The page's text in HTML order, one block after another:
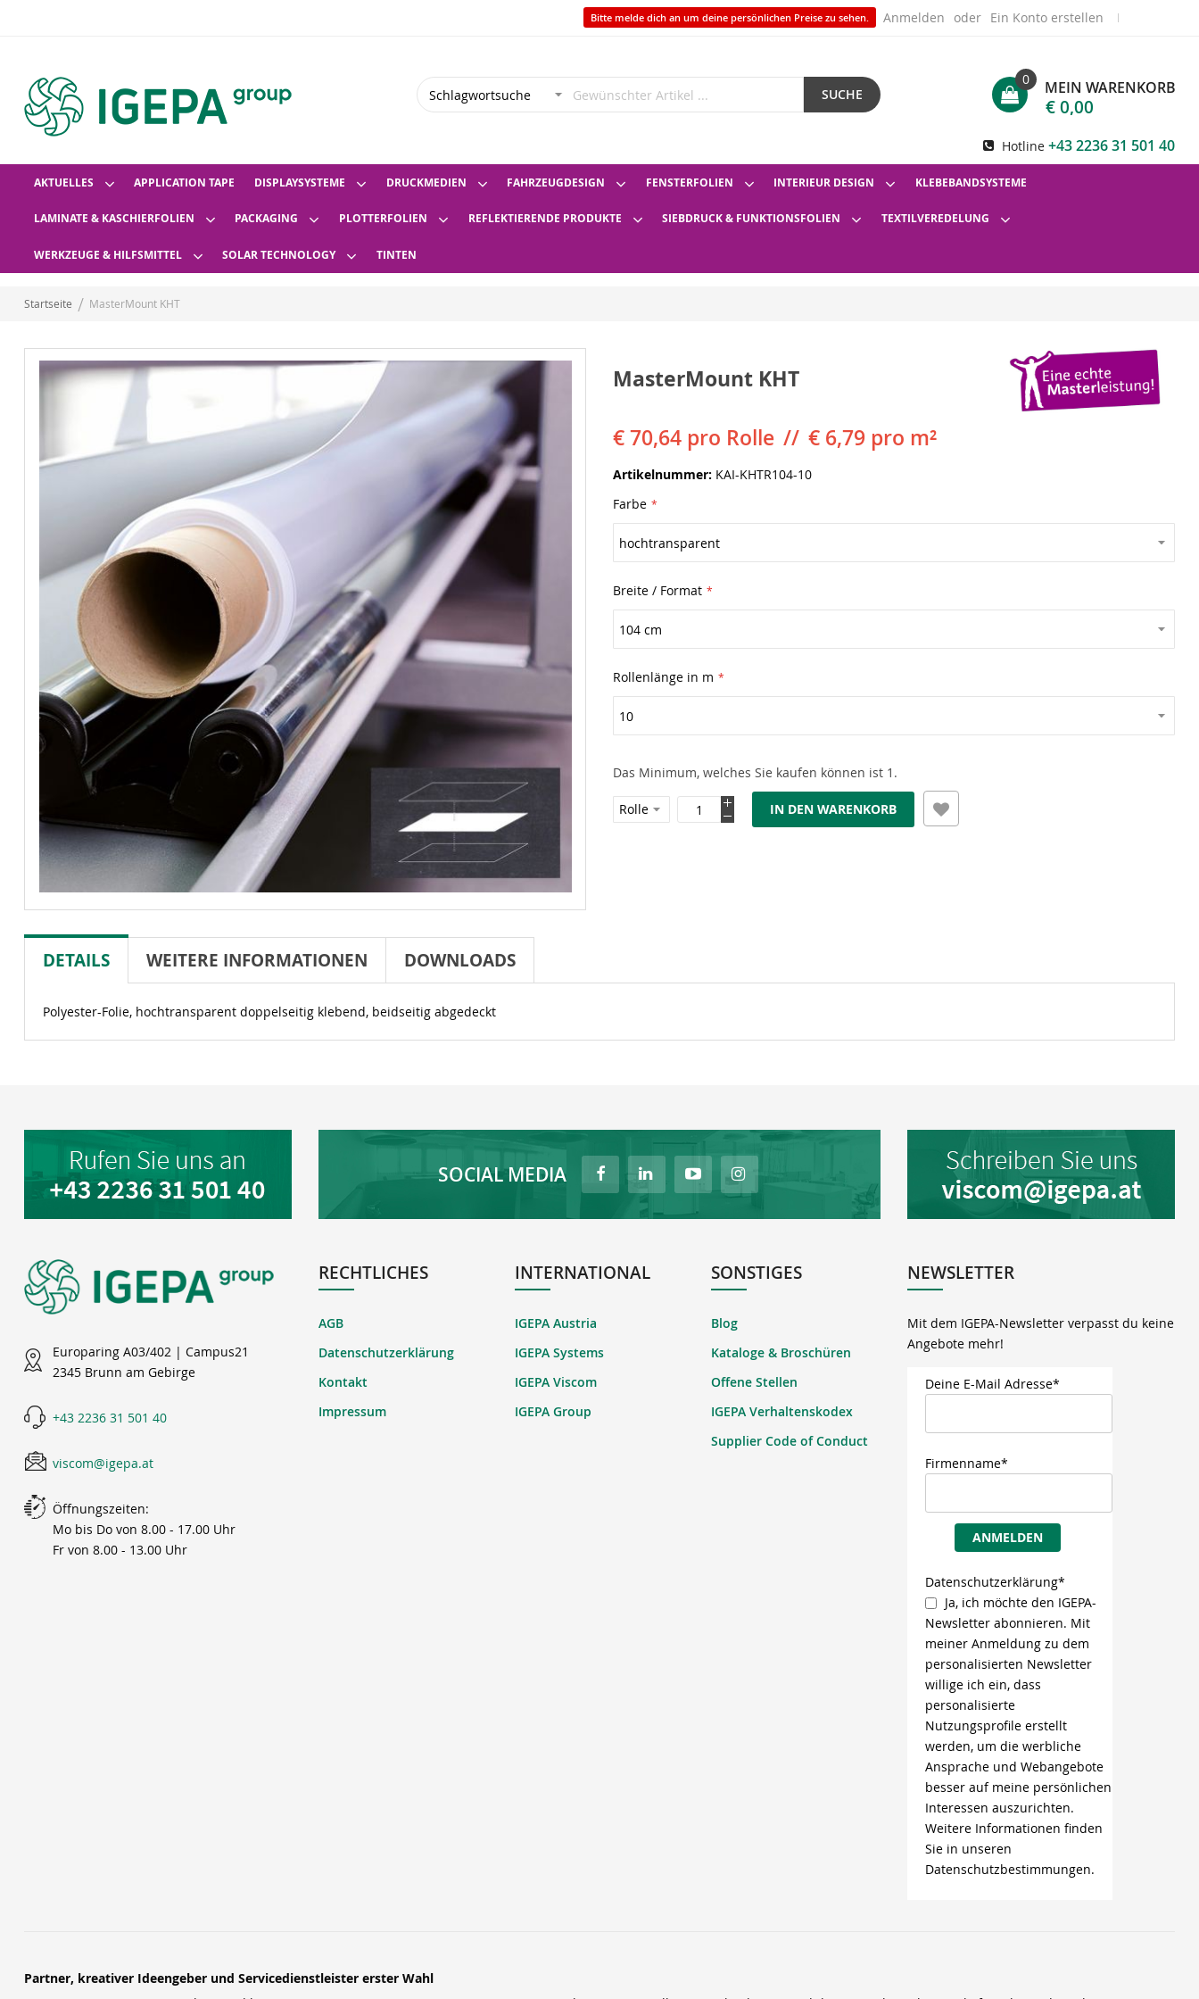
Bitte melde dich an um deine persönlichen Preise zu sehen. Anmelden Ein Konto erstellen
SUCHE MEIN WARENKORB
0
€ 0,00
Hotline +43 2236 31 501 40
AKTUELLES APPLICATION TAPE DISPLAYSYSTEME DRUCKMEDIEN FAHRZEUGDESIGN FENSTERFOLIEN INTERIEUR DESIGN KLEBEBANDSYSTEME
LAMINATE & KASCHIERFOLIEN PACKAGING PLOTTERFOLIEN REFLEKTIERENDE PRODUKTE SIEBDRUCK & FUNKTIONSFOLIEN TEXTILVEREDELUNG
WERKZEUGE & HILFSMITTEL SOLAR TECHNOLOGY TINTEN
Startseite MasterMount KHT
MasterMount KHT
€ 70,64 pro Rolle € 6,79 pro m²
Artikelnummer KAI-KHTR104-10
Farbe
Breite / Format
Rollenlänge in m
Das Minimum, welches Sie kaufen können ist 1.
IN DEN WARENKORB
DETAILS WEITERE INFORMATIONEN DOWNLOADS
Polyester-Folie, hochtransparent doppelseitig klebend, beidseitig abgedeckt
SOCIAL MEDIA
Europaring A03/402 | Campus21
2345 Brunn am Gebirge
+43 2236 31 501 40
viscom@igepa.at
Öffnungszeiten:
Mo bis Do von 8.00 - 17.00 Uhr
Fr von 8.00 - 13.00 Uhr
RECHTLICHES
AGB
Datenschutzerklärung
Kontakt
Impressum
INTERNATIONAL
IGEPA Austria
IGEPA Systems
IGEPA Viscom
IGEPA Group
SONSTIGES
Blog
Kataloge & Broschüren
Offene Stellen
IGEPA Verhaltenskodex
Supplier Code of Conduct
NEWSLETTER
Mit dem IGEPA-Newsletter verpasst du keine
Angebote mehr!
Deine E-Mail Adresse*
Firmenname*
ANMELDEN
Datenschutzerklärung*
Ja, ich möchte den IGEPA-
Newsletter abonnieren. Mit
meiner Anmeldung zu dem
personalisierten Newsletter
willige ich ein, dass
personalisierte
Nutzungsprofile erstellt
werden, um die werbliche
Ansprache und Webangebote
besser auf meine persönlichen
Interessen auszurichten.
Weitere Informationen finden
Sie in unseren
Datenschutzbestimmungen.
Partner, kreativer Ideengeber und Servicedienstleister erster Wahl